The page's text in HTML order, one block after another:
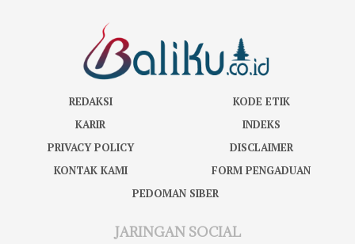
REDAKSI
KODE ETIK
KARIR
INDEKS
PRIVACY POLICY
DISCLAIMER
KONTAK KAMI
FORM PENGADUAN
PEDOMAN SIBER
JARINGAN SOCIAL